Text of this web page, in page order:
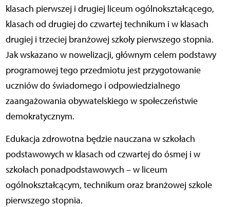
klasach pierwszej i drugiej liceum ogólnokształcącego,
klasach od drugiej do czwartej technikum i w klasach
drugiej i trzeciej branżowej szkoły pierwszego stopnia.
Jak wskazano w nowelizacji, głównym celem podstawy
programowej tego przedmiotu jest przygotowanie
uczniów do świadomego i odpowiedzialnego
zaangażowania obywatelskiego w społeczeństwie
demokratycznym.
Edukacja zdrowotna będzie nauczana w szkołach
podstawowych w klasach od czwartej do ósmej i w
szkołach ponadpodstawowych – w liceum
ogólnokształcącym, technikum oraz branżowej szkole
pierwszego stopnia.